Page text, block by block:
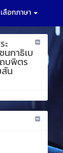
เลือกภาษา
ะ
กาธิเบ
บพิตร
น